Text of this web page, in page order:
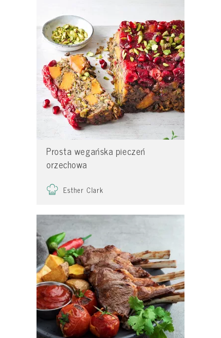
Prosta wegańska pieczeń
orzechowa
Esther Clark